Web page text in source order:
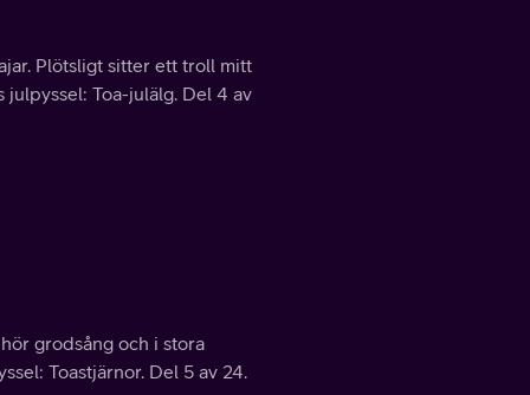
Plötsligt sitter ett troll mitt
julpyssel: Toa-julälg. Del 4 av
grodsång och i stora
Toastjärnor. Del 5 av 24.